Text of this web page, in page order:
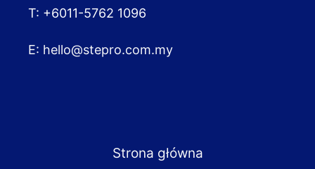
T: +6011-5762 1096
E: hello@stepro.com.my
Strona główna